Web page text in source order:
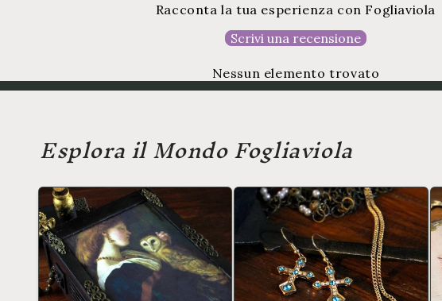
Racconta la tua esperienza con Fogliaviola
Scrivi una recensione
Nessun elemento trovato
Esplora il Mondo Fogliaviola